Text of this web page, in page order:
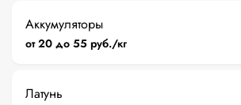
Аккумуляторы
от 20 до 55 руб./кг
Латунь